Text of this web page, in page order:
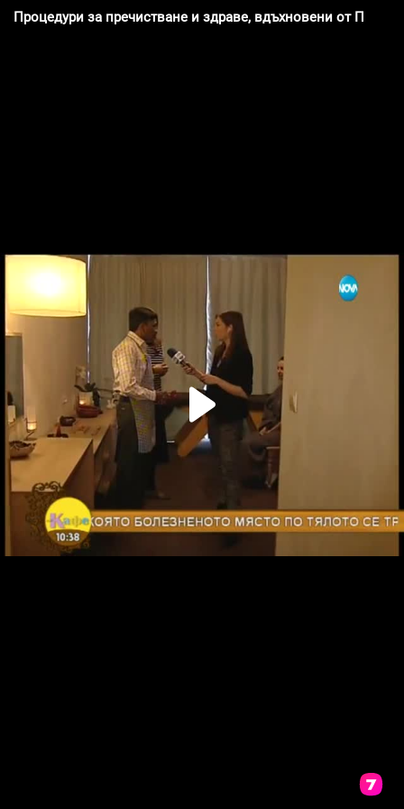
Процедури за пречистване и здраве, вдъхновени от